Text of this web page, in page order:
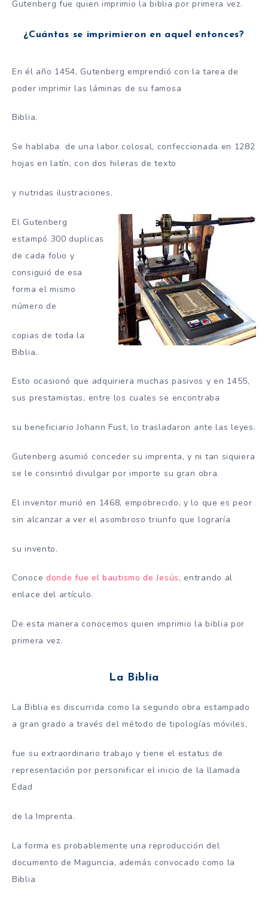
Gutenberg fue quien imprimio la biblia por primera vez.
¿Cuántas se imprimieron en aquel entonces?
En él año 1454, Gutenberg emprendió con la tarea de
poder imprimir las láminas de su famosa
Biblia.
Se hablaba de una labor colosal, confeccionada en 1282
hojas en latín, con dos hileras de texto
y nutridas ilustraciones.
El Gutenberg
estampó 300 duplicas
de cada folio y
consiguió de esa
forma el mismo
número de
copias de toda la
Biblia.
Esto ocasionó que adquiriera muchas pasivos y en 1455,
sus prestamistas, entre los cuales se encontraba
su beneficiario Johann Fust, lo trasladaron ante las leyes.
Gutenberg asumió conceder su imprenta, y ni tan siquiera
se le consintió divulgar por importe su gran obra.
El inventor murió en 1468, empobrecido, y lo que es peor
sin alcanzar a ver el asombroso triunfo que lograría
su invento.
Conoce donde fue el bautismo de Jesús, entrando al
enlace del artículo.
De esta manera conocemos quien imprimio la biblia por
primera vez.
La Biblia
La Biblia es discurrida como la segundo obra estampado
a gran grado a través del método de tipologías móviles,
fue su extraordinario trabajo y tiene el estatus de
representación por personificar el inicio de la llamada
Edad
de la Imprenta.
La forma es probablemente una reproducción del
documento de Maguncia, además convocado como la
Biblia